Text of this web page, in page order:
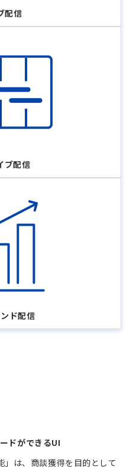
配信
ブ配信
ド配信
ドができるUI
は、商談獲得を目的として